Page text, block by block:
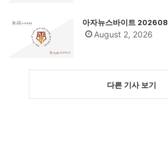
아자뉴스바이트
August 2, 2026
다른 기사 보기